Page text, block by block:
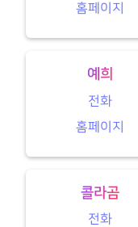
홈페이지
예희
전화
홈페이지
콜라곰
전화